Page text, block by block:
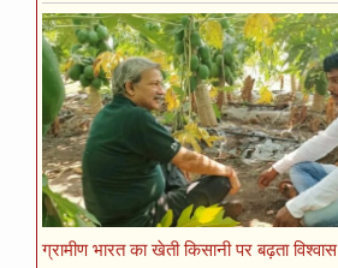
ग्रामीण भारत का खेती किसानी पर बढ़ता विश्वास